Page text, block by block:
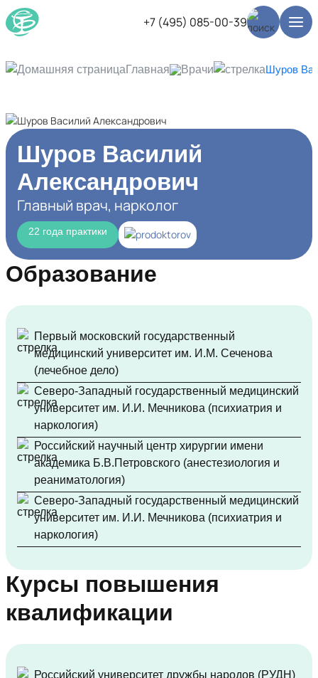
+7 (495) 085-00-39
Главная Врачи Шуров
Шуров Василий
Александрович
Главный врач, нарколог
22 года практики
Образование
Первый московский государственный
медицинский университет им. И.М. Сеченова
(лечебное дело)
Северо-Западный государственный медицинский
университет им. И.И. Мечникова (психиатрия и
наркология)
Российский научный центр хирургии имени
академика Б.В.Петровского (анестезиология и
реаниматология)
Северо-Западный государственный медицинский
университет им. И.И. Мечникова (психиатрия и
наркология)
Курсы повышения
квалификации
Российский университет дружбы народов (РУДН)